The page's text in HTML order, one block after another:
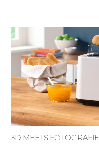
3D MEETS FOTOGRAFIE